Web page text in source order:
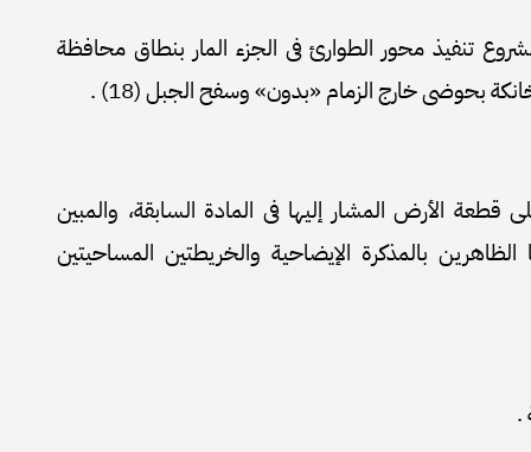
تنفيذ محور الطوارئ فى الجزء المار بنطاق محافظة
بحوضى خارج الزمام «بدون» وسفح الجبل (18) .
قطعة الأرض المشار إليها فى المادة السابقة، والمبين
بالمذكرة الإيضاحية والخريطتين المساحيتين
.